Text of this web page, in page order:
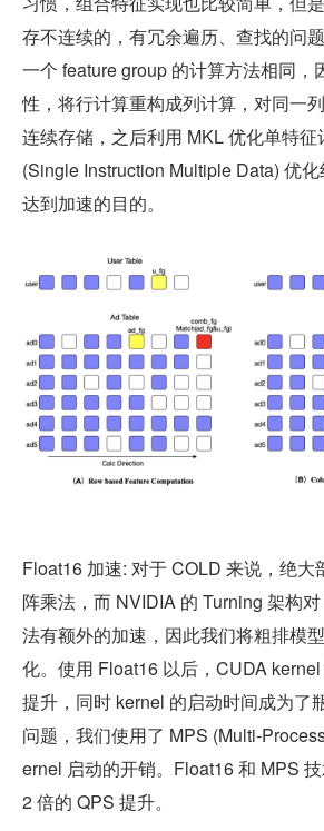
存不连续的，有冗余遍历、查找的问
一个 feature group 的计算方法相同，
性，将行计算重构成列计算，对同一
连续存储，之后利用 MKL 优化单特征
(Single Instruction Multiple Data) 优
达到加速的目的。
Float16 加速: 对于 COLD 来说，绝大
阵乘法，而 NVIDIA 的 Turning 架构
法有额外的加速，因此我们将粗排模
化。使用 Float16 以后，CUDA
提升，同时 kernel 的启动时间成为了
问题，我们使用了 MPS (Multi-
ernel 启动的开销。Float16 和 MPS
2 倍的 QPS 提升。